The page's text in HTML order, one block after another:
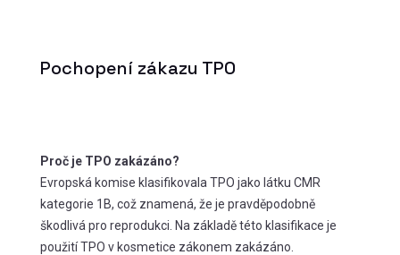
Pochopení zákazu TPO
Proč je TPO zakázáno?
Evropská komise klasifikovala TPO jako látku CMR
kategorie 1B, což znamená, že je pravděpodobně
škodlivá pro reprodukci. Na základě této klasifikace je
použití TPO v kosmetice zákonem zakázáno.